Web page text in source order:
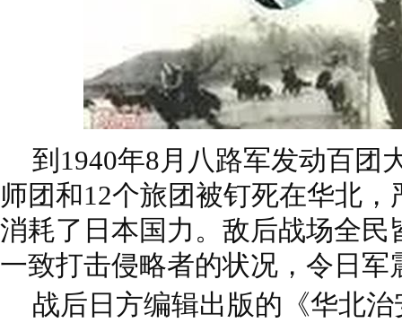
到1940年8月八路军发动百团
师团和12个旅团被钉死在华北
消耗了日本国力。敌后战场全民
一致打击侵略者的状况，令日军
战后日方编辑出版的《华北